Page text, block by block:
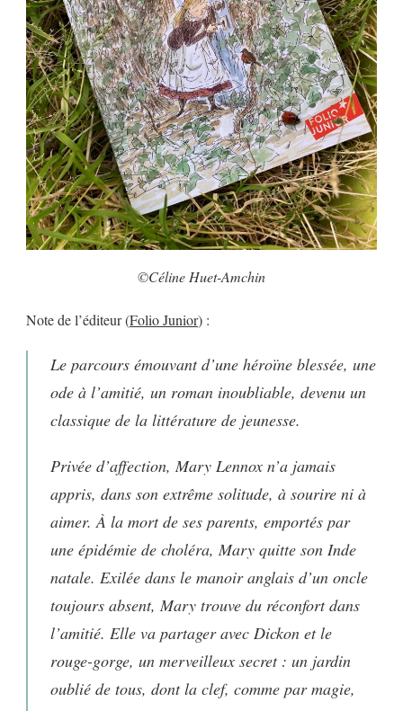
©Céline Huet-Amchin
Note de l’éditeur (Folio Junior) :
Le parcours émouvant d’une héroïne blessée, une
ode à l’amitié, un roman inoubliable, devenu un
classique de la littérature de jeunesse.
Privée d’affection, Mary Lennox n’a jamais
appris, dans son extrême solitude, à sourire ni à
aimer. À la mort de ses parents, emportés par
une épidémie de choléra, Mary quitte son Inde
natale. Exilée dans le manoir anglais d’un oncle
toujours absent, Mary trouve du réconfort dans
l’amitié. Elle va partager avec Dickon et le
rouge-gorge, un merveilleux secret : un jardin
oublié de tous, dont la clef, comme par magie,